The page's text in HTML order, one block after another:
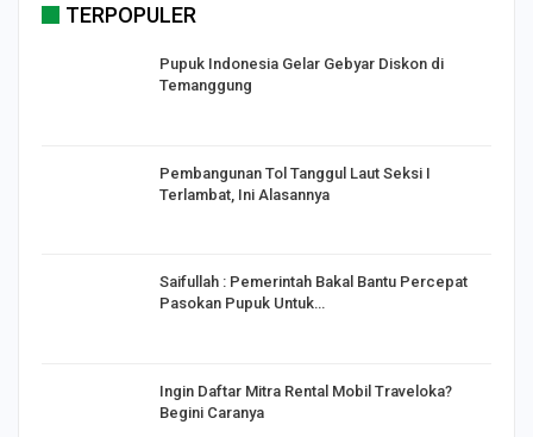
TERPOPULER
Pupuk Indonesia Gelar Gebyar Diskon di
Temanggung
Pembangunan Tol Tanggul Laut Seksi I
Terlambat, Ini Alasannya
Saifullah : Pemerintah Bakal Bantu Percepat
Pasokan Pupuk Untuk…
Ingin Daftar Mitra Rental Mobil Traveloka?
Begini Caranya